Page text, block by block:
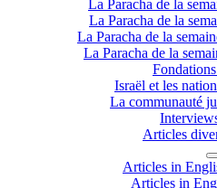
La Paracha de la
La Paracha de la
La Paracha de la
La Paracha de la
Israël et les
La communauté
Articles
Articles in
Articles in